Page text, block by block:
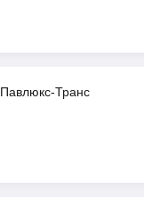
Павлюкс-Транс